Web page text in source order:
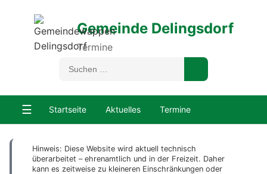
Gemeinde Delingsdorf
Termine
☰ Startseite Aktuelles Termine
Hinweis: Diese Website wird aktuell technisch
überarbeitet – ehrenamtlich und in der Freizeit. Daher
kann es zeitweise zu kleineren Einschränkungen oder